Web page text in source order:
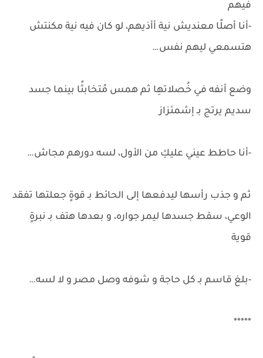
فيهم
-أنا أصلًا معنديش نية أأذيهم، لو كان فيه نية مكنتش
هتسمعي ليهم نفس…
وضع أنفه في خُصلاتهِا ثم همس مُتخابثًا بينما جسد
سديم يرتج بـ إشمئزاز
-أنا حاطط عيني عليكِ من الأول، لسه دورهم مجاش…
ثم و جذب رأسها ليدفعها إلى الحائط بـ قوةٍ جعلتها تفقد
الوعي، سقط جسدها ليمر جواره، و بعدها هتف بـ نبرةٍ
قوية
-بلغ قاسم بـ كل حاجة و شوفه وصل مصر و لا لسه…
*****